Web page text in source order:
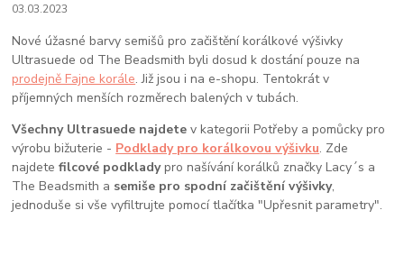
03.03.2023
Nové úžasné barvy semišů pro začištění korálkové výšivky
Ultrasuede od The Beadsmith byli dosud k dostání pouze na
prodejně Fajne korále. Již jsou i na e-shopu. Tentokrát v
příjemných menších rozměrech balených v tubách.
Všechny Ultrasuede najdete v kategorii Potřeby a pomůcky pro
výrobu bižuterie - Podklady pro korálkovou výšivku. Zde
najdetefilcové podkladypro našívání korálků značky Lacy´s a
The Beadsmith a semiše pro spodní začištění výšivky,
jednoduše si vše vyfiltrujte pomocí tlačítka "Upřesnit parametry".